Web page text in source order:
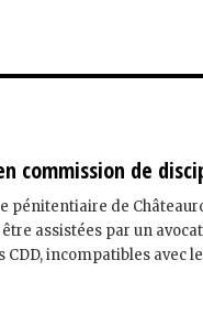
commission de
pénitentiaire de
assistées par un
incompatibles avec